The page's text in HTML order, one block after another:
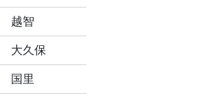
越智
大久保
国里